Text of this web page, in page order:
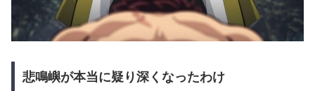
悲鳴嶼が本当に疑り深くなったわけ